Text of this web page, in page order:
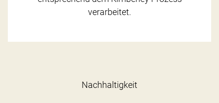
verarbeitet.
Nachhaltigkeit